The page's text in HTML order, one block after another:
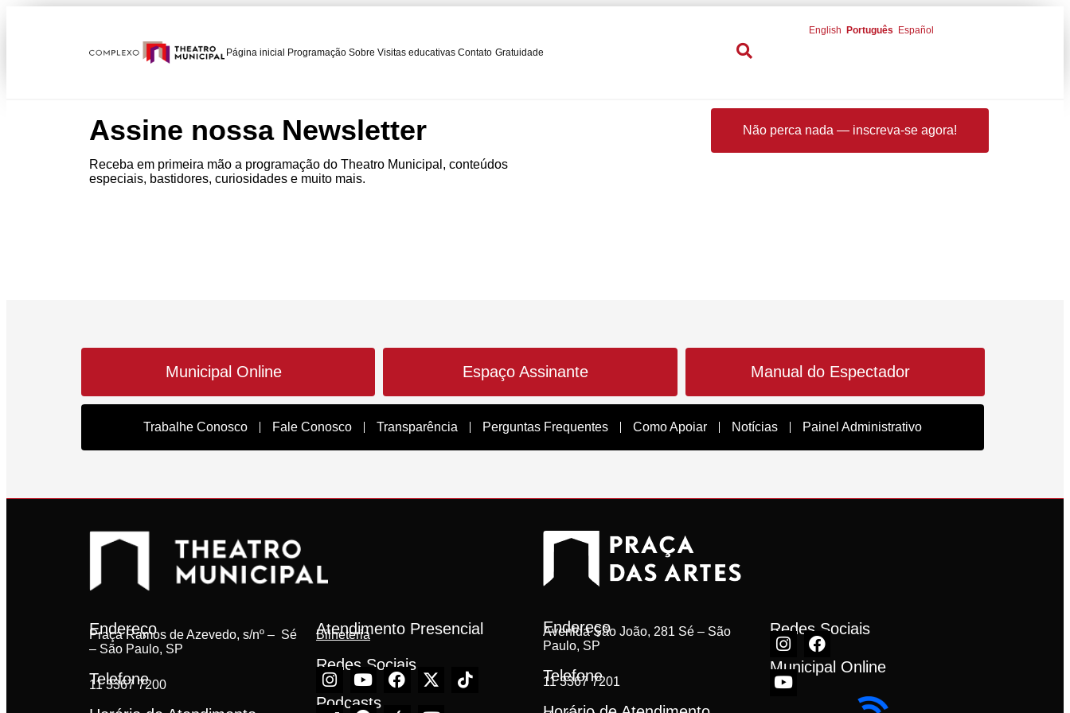
Página inicial Programação Sobre Visitas educativas Contato Gratuidade
English Português Español
Assine nossa Newsletter
Receba em primeira mão a programação do Theatro Municipal, conteúdos
especiais, bastidores, curiosidades e muito mais.
Não perca nada — inscreva-se agora!
Municipal Online Espaço Assinante Manual do Espectador
Trabalhe Conosco Fale Conosco Transparência Perguntas Frequentes Como Apoiar Notícias Painel Administrativo
Endereço
Praça Ramos de Azevedo, s/nº – Sé
– São Paulo, SP
Telefone
11 3367 7200
Atendimento Presencial
Bilheteria
Redes Sociais
Podcasts
Endereço
Avenida São João, 281 Sé – São
Paulo, SP
Telefone
11 3367 7201
Redes Sociais
Municipal Online